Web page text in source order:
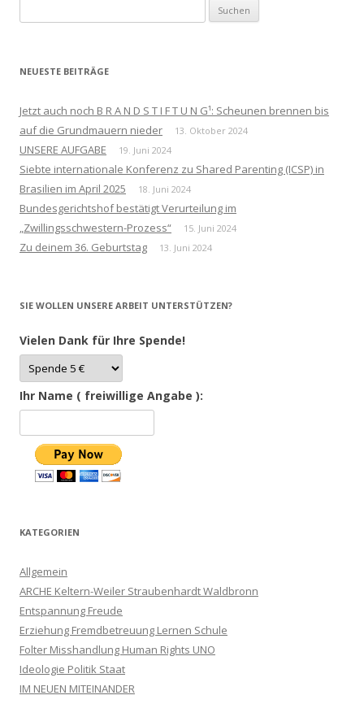
nach:
NEUESTE BEITRÄGE
Jetzt auch noch B R A N D S T I F T U N G¹: Scheunen brennen bis
auf die Grundmauern nieder
13. Oktober 2024
UNSERE AUFGABE 19. Juni 2024
Siebte internationale Konferenz zu Shared Parenting (ICSP) in
Brasilien im April 2025
18. Juni 2024
Bundesgerichtshof bestätigt Verurteilung im
„Zwillingsschwestern-Prozess“
15. Juni 2024
Zu deinem 36. Geburtstag 13. Juni 2024
SIE WOLLEN UNSERE ARBEIT UNTERSTÜTZEN?
Vielen Dank für Ihre Spende!
Ihr Name ( freiwillige Angabe ):
KATEGORIEN
Allgemein
ARCHE Keltern-Weiler Straubenhardt Waldbronn
Entspannung Freude
Erziehung Fremdbetreuung Lernen Schule
Folter Misshandlung Human Rights UNO
Ideologie Politik Staat
IM NEUEN MITEINANDER